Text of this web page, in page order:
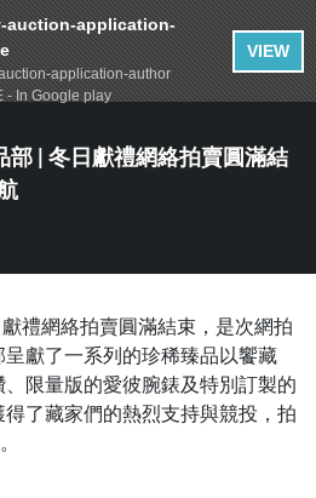
部 | 冬日獻禮網絡拍賣圓滿結
禮網絡拍賣圓滿結束，是次網拍
獻了一系列的珍稀臻品以饗藏
限量版的愛彼腕錶及特別訂製的
了藏家們的熱烈支持與競投，拍
auction-application-
application-author
- In Google play
VIEW